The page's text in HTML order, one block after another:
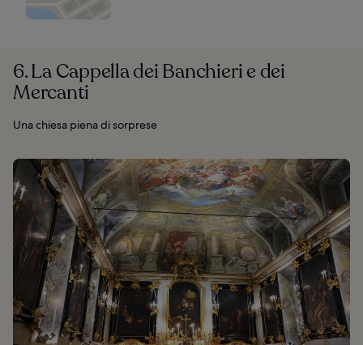
6. La Cappella dei Banchieri e dei
Mercanti
Una chiesa piena di sorprese